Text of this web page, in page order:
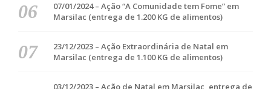
07/01/2024 – Ação “A Comunidade tem Fome” em
Marsilac (entrega de 1.200 KG de alimentos)
23/12/2023 – Ação Extraordinária de Natal em
Marsilac (entrega de 1.100 KG de alimentos)
03/12/2023 – Ação de Natal em Marsilac, entrega de